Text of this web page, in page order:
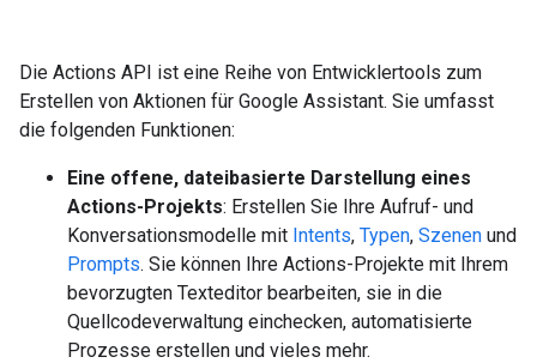
Die Actions API ist eine Reihe von Entwicklertools zum
Erstellen von Aktionen für Google Assistant. Sie umfasst
die folgenden Funktionen:
Eine offene, dateibasierte Darstellung eines
Actions-Projekts: Erstellen Sie Ihre Aufruf- und
Konversationsmodelle mit Intents, Typen, Szenen und
Prompts. Sie können Ihre Actions-Projekte mit Ihrem
bevorzugten Texteditor bearbeiten, sie in die
Quellcodeverwaltung einchecken, automatisierte
Prozesse erstellen und vieles mehr.